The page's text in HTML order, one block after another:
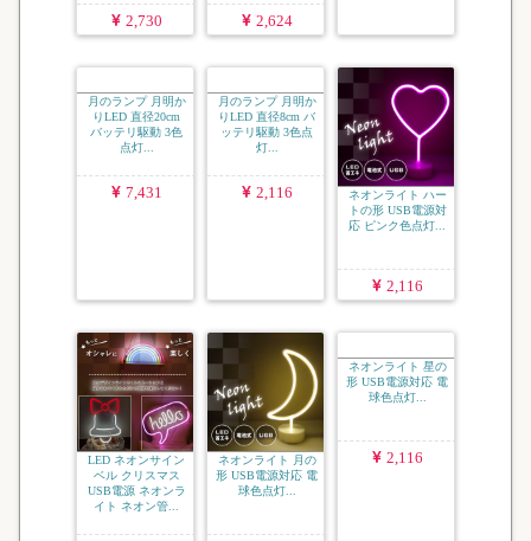
2,730 2,624
月のランプ 月明か
月のランプ 月明か
ネオンライト ハー
トの形 USB電源対
応 ピンク色点灯...
2,116
LED ネオンサイン
ベル クリスマス
USB電源 ネオンラ
イト ネオン管...
ネオンライト 月の
形 USB電源対応 電
球色点灯...
ネオンライト 星の